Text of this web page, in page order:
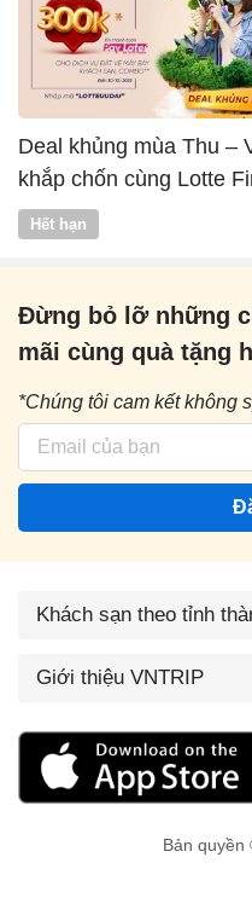
Deal khủng mùa Thu –
khắp chốn cùng Lotte
Vntrip
Hết hạn
Đừng bỏ lỡ những
mãi cùng quà tặng
*Chúng tôi cam kết không
Khách sạn theo tỉnh
Giới thiệu VNTRIP
Bản quyền